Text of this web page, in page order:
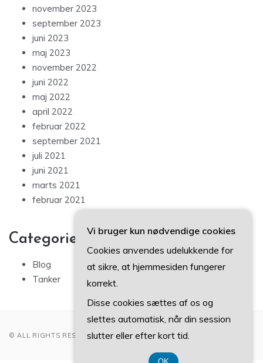
november 2023
september 2023
juni 2023
maj 2023
november 2022
juni 2022
maj 2022
april 2022
februar 2022
september 2021
juli 2021
juni 2021
marts 2021
februar 2021
Categories
Blog
Tanker
© ALL RIGHTS RESERVED 2022
Vi bruger kun nødvendige cookies
Cookies anvendes udelukkende for
at sikre, at hjemmesiden fungerer
korrekt.
Disse cookies sættes af os og
slettes automatisk, når din session
slutter eller efter kort tid.